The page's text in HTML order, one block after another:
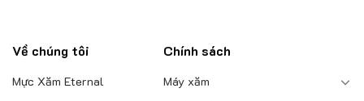
Về chúng tôi
Mực Xăm Eternal
Chính sách
Máy xăm